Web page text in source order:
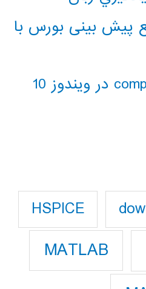
پیش بینی بورس با
HSPICE
MATLAB